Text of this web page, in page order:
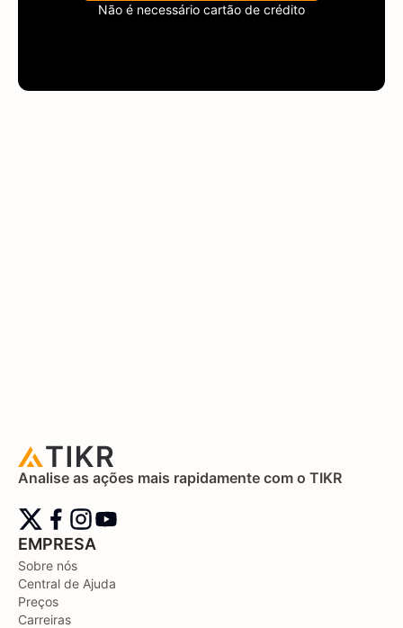
Não é necessário cartão de crédito
Analise as ações mais rapidamente com o TIKR
EMPRESA
Sobre nós
Central de Ajuda
Preços
Carreiras